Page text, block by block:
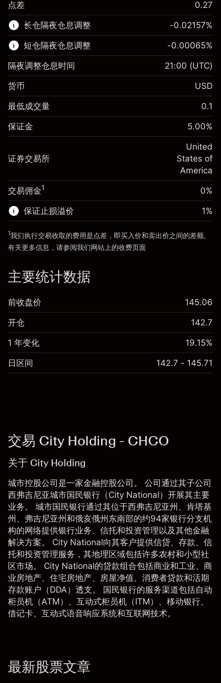
该金融市场可进行差价合约交易。
了解更多:
差价合约
点差 0.27
长仓隔夜仓息调整
保证金。您的投资 $1,000.00
隔夜仓息
-0.021568
%
(-$4.31)
来自杠杆的资金 - 美元（大约值）
$19,000.00
前往平台
-0.02157%
短仓隔夜仓息调整
保证金。您的投资 $1,000.00
隔夜仓息
-0.000654
%
(-$0.13)
$20,000.00
来自杠杆的资金 - 美元（大约值）$19,000.00
前往平台
-0.00065%
隔夜调整仓息时间 21:00 (UTC)
货币 USD
最低成交量 0.1
保证金 5.00%
证券交易所
United
States of
America
交易佣金1 0%
保证止损溢价 1%
1我们执行交易收取的费用是点差，即买入价和卖出价之间的差额。
有关更多信息，请参阅我们网站上的收费页面
主要统计数据
前收盘价 145.06
开仓 142.7
1 年变化 19.15%
日区间 142.7 - 145.71
交易 City Holding - CHCO
关于 City Holding
城市控股公司是一家金融控股公司。 公司通过其子公司
西弗吉尼亚城市国民银行（City National）开展其主要
业务。 城市国民银行通过其位于西弗吉尼亚州、肯塔基
州、弗吉尼亚州和俄亥俄州东南部的约94家银行分支机
构的网络提供银行业务、信托和投资管理以及其他金融
解决方案。 City National向其客户提供信贷、存款、信
托和投资管理服务，其地理区域包括许多农村和小型社
区市场。 City National的贷款组合包括商业和工业、商
业房地产、住宅房地产、房屋净值、消费者贷款和活期
存款账户（DDA）透支。 国民银行的服务渠道包括自动
柜员机（ATM）、互动式柜员机（ITM）、移动银行、
借记卡、互动式语音响应系统和互联网技术。
最新股票文章